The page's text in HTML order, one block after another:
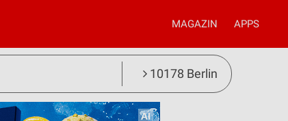
MAGAZIN APPS
10178 Berlin